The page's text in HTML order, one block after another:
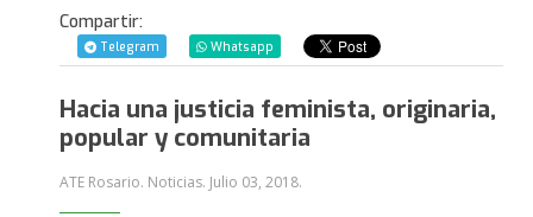
Compartir:
Telegram Whatsapp
Hacia una justicia feminista, originaria,
popular y comunitaria
ATE Rosario. Noticias. Julio 03, 2018.